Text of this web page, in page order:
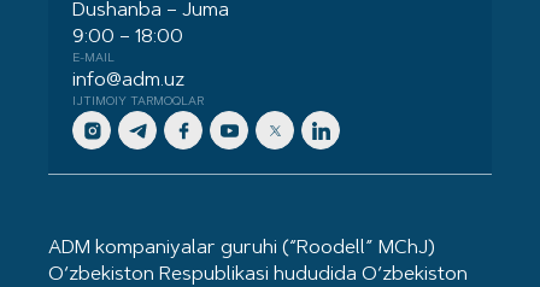
Dushanba – Juma
9:00 – 18:00
E-MAIL
info@adm.uz
IJTIMOIY TARMOQLAR
ADM kompaniyalar guruhi (“Roodell” MChJ)
O‘zbekiston Respublikasi hududida O‘zbekiston